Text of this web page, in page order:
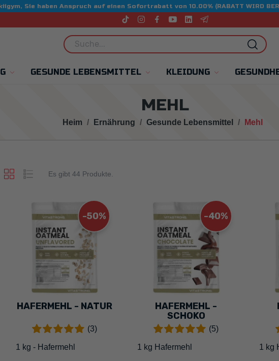
Sie haben Anspruch auf einen Sofortrabatt von 10.00% (RABATT WIRD
GESUNDE LEBENSMITTEL KLEIDUNG
MEHL
Heim Ernährung Gesunde Lebensmittel Mehl
Es gibt 44 Produkte.
-50%
HAFERMEHL - NATUR
(3)
1 kg - Hafermehl
-40%
HAFERMEHL -
SCHOKO
(5)
1 kg Hafermehl 1 kg